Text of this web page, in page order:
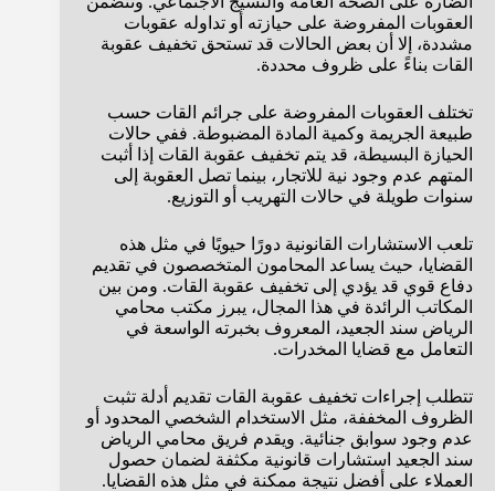
العقوبات المفروضة على حيازته أو تداوله عقوبات
مشددة، إلا أن بعض الحالات قد تستحق تخفيف عقوبة
القات بناءً على ظروف محددة.
تختلف العقوبات المفروضة على جرائم القات حسب
طبيعة الجريمة وكمية المادة المضبوطة. ففي حالات
الحيازة البسيطة، قد يتم تخفيف عقوبة القات إذا أثبت
المتهم عدم وجود نية للاتجار، بينما تصل العقوبة إلى
سنوات طويلة في حالات التهريب أو التوزيع.
تلعب الاستشارات القانونية دورًا حيويًا في مثل هذه
القضايا، حيث يساعد المحامون المتخصصون في تقديم
دفاع قوي قد يؤدي إلى تخفيف عقوبة القات. ومن بين
المكاتب الرائدة في هذا المجال، يبرز مكتب محامي
الرياض سند الجعيد، المعروف بخبرته الواسعة في
التعامل مع قضايا المخدرات.
تتطلب إجراءات تخفيف عقوبة القات تقديم أدلة تثبت
الظروف المخففة، مثل الاستخدام الشخصي المحدود أو
عدم وجود سوابق جنائية. ويقدم فريق محامي الرياض
سند الجعيد استشارات قانونية مكثفة لضمان حصول
العملاء على أفضل نتيجة ممكنة في مثل هذه القضايا.